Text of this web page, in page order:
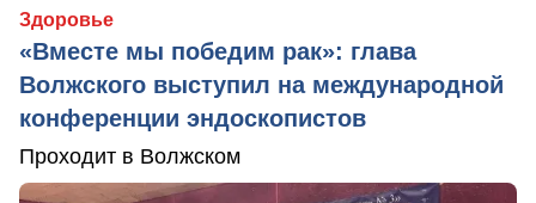
Здоровье
«Вместе мы победим рак»: глава
Волжского выступил на международной
конференции эндоскопистов
Проходит в Волжском